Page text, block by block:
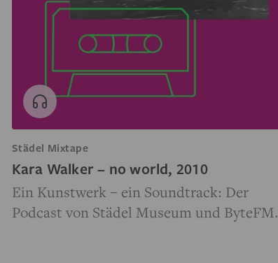
Städel Mixtape
Kara Walker – no world, 2010
Ein Kunstwerk – ein Soundtrack: Der
Podcast von Städel Museum und ByteFM.